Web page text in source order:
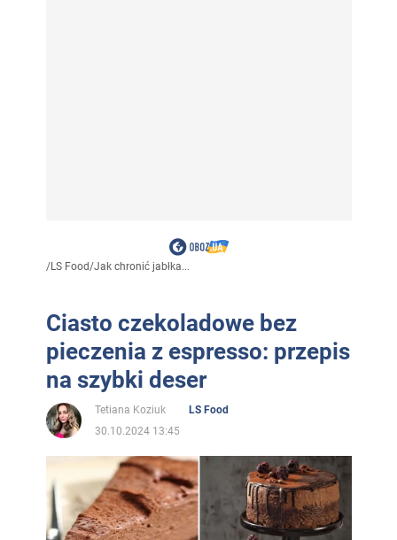
/LS Food/Jak chronić jabłka...
Ciasto czekoladowe bez
pieczenia z espresso: przepis
na szybki deser
Tetiana Koziuk
LS Food
30.10.2024 13:45